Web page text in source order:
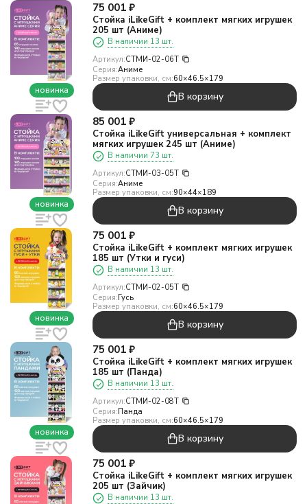
новинка
75 001 ₽
Стойка iLikeGift + комплект мягких игрушек
205 шт (Аниме)
В наличии 13 шт.
Артикул:СТМИ-02-06T
Серия:Аниме
Размер упаковки, см:60×46.5×179
В корзину
новинка
85 001 ₽
Стойка iLikeGift универсальная + комплект
мягких игрушек 245 шт (Аниме)
В наличии 73 шт.
Артикул:СТМИ-03-05T
Серия:Аниме
Размер упаковки, см:90×44×189
В корзину
новинка
75 001 ₽
Стойка iLikeGift + комплект мягких игрушек
185 шт (Утки и гуси)
В наличии 13 шт.
Артикул:СТМИ-02-05T
Серия:Гусь
Размер упаковки, см:60×46.5×179
В корзину
новинка
75 001 ₽
Стойка iLikeGift + комплект мягких игрушек
185 шт (Панда)
В наличии 13 шт.
Артикул:СТМИ-02-08T
Серия:Панда
Размер упаковки, см:60×46.5×179
В корзину
75 001 ₽
Стойка iLikeGift + комплект мягких игрушек
205 шт (Зайчик)
В наличии 13 шт.